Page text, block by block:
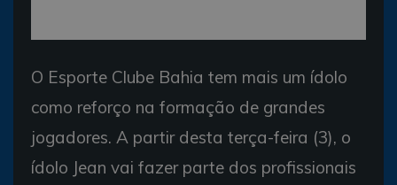
O Esporte Clube Bahia tem mais um ídolo
como reforço na formação de grandes
jogadores. A partir desta terça-feira (3), o
ídolo Jean vai fazer parte dos profissionais